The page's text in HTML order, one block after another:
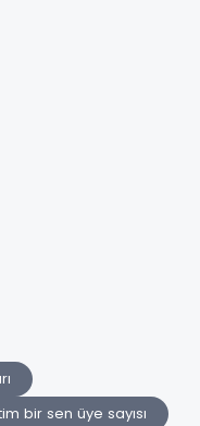
bir sen üye sayısı